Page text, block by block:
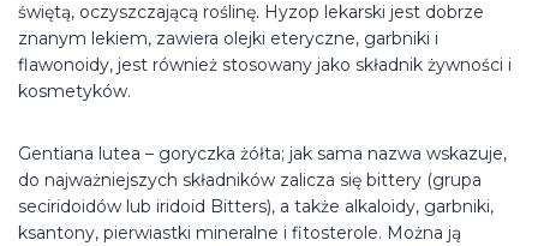
świętą, oczyszczającą roślinę. Hyzop lekarski jest dobrze
znanym lekiem, zawiera olejki eteryczne, garbniki i
flawonoidy, jest również stosowany jako składnik żywności i
kosmetyków.
Gentiana lutea – goryczka żółta; jak sama nazwa wskazuje,
do najważniejszych składników zalicza się bittery (grupa
seciridoidów lub iridoid Bitters), a także alkaloidy, garbniki,
ksantony, pierwiastki mineralne i fitosterole. Można ją